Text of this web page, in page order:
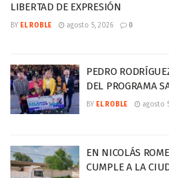
LIBERTAD DE EXPRESIÓN
BY EL ROBLE agosto 5, 2026 0
PEDRO
DEL PROGRAMA
BY EL ROBLE agosto
EN NICOLÁS
CUMPLE A LA